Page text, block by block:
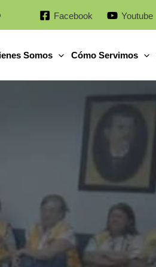
Facebook Youtube
Somos Cómo Servimos